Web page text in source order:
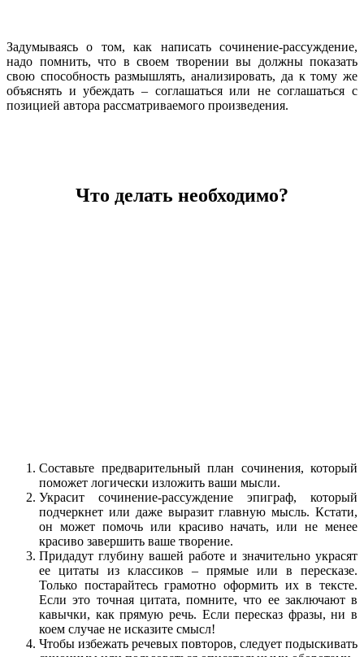
Задумываясь о том, как написать сочинение-рассуждение,
надо помнить, что в своем творении вы должны показать
свою способность размышлять, анализировать, да к тому же
объяснять и убеждать – соглашаться или не соглашаться с
позицией автора рассматриваемого произведения.
Что делать необходимо?
Составьте предварительный план сочинения, который
поможет логически изложить ваши мысли.
Украсит сочинение-рассуждение эпиграф, который
подчеркнет или даже выразит главную мысль. Кстати,
он может помочь или красиво начать, или не менее
красиво завершить ваше творение.
Придадут глубину вашей работе и значительно украсят
ее цитаты из классиков – прямые или в пересказе.
Только постарайтесь грамотно оформить их в тексте.
Если это точная цитата, помните, что ее заключают в
кавычки, как прямую речь. Если пересказ фразы, ни в
коем случае не исказите смысл!
Чтобы избежать речевых повторов, следует подыскивать